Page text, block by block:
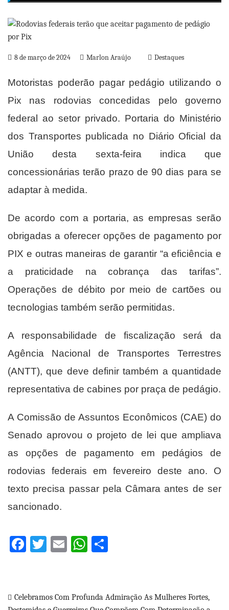
8 de março de 2024 Marlon Araújo Destaques
Motoristas poderão pagar pedágio utilizando o
Pix nas rodovias concedidas pelo governo
federal ao setor privado. Portaria do Ministério
dos Transportes publicada no Diário Oficial da
União desta sexta-feira indica que
concessionárias terão prazo de 90 dias para se
adaptar à medida.
De acordo com a portaria, as empresas serão
obrigadas a oferecer opções de pagamento por
PIX e outras maneiras de garantir “a eficiência e
a praticidade na cobrança das tarifas”.
Operações de débito por meio de cartões ou
tecnologias também serão permitidas.
A responsabilidade de fiscalização será da
Agência Nacional de Transportes Terrestres
(ANTT), que deve definir também a quantidade
representativa de cabines por praça de pedágio.
A Comissão de Assuntos Econômicos (CAE) do
Senado aprovou o projeto de lei que ampliava
as opções de pagamento em pedágios de
rodovias federais em fevereiro deste ano. O
texto precisa passar pela Câmara antes de ser
sancionado.
Facebook
Twitter
EmailWhatsApp
Navegação
Celebramos Com Profunda Admiração As Mulheres Fortes,